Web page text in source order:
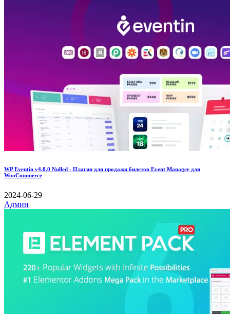
WP Eventin v4.0.0 Nulled - Плагин для продажи билетов Event Manager для
WooCommerce
2024-06-29
Админ